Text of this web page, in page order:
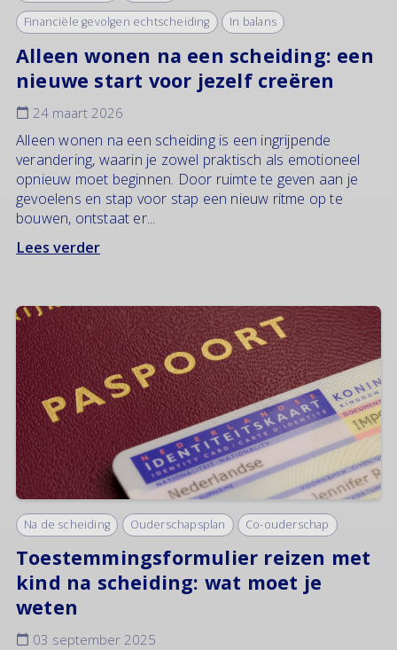
Financiële gevolgen echtscheiding In balans
Alleen wonen na een scheiding: een
nieuwe start voor jezelf creëren
24 maart 2026
Alleen wonen na een scheiding is een ingrijpende
verandering, waarin je zowel praktisch als emotioneel
opnieuw moet beginnen. Door ruimte te geven aan je
gevoelens en stap voor stap een nieuw ritme op te
bouwen, ontstaat er...
Lees verder
Na de scheiding Ouderschapsplan Co-ouderschap
Toestemmingsformulier reizen met
kind na scheiding: wat moet je
weten
03 september 2025